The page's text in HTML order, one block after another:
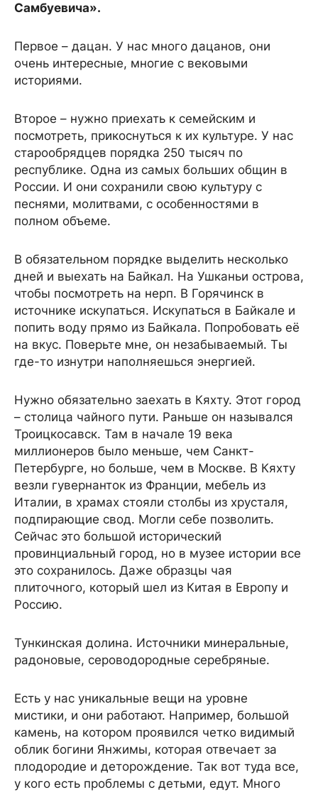
Самбуевича».
Первое – дацан. У нас много дацанов, они
очень интересные, многие с вековыми
историями.
Второе – нужно приехать к семейским и
посмотреть, прикоснуться к их культуре. У нас
старообрядцев порядка 250 тысяч по
республике. Одна из самых больших общин в
России. И они сохранили свою культуру с
песнями, молитвами, с особенностями в
полном объеме.
В обязательном порядке выделить несколько
дней и выехать на Байкал. На Ушканьи острова,
чтобы посмотреть на нерп. В Горячинск в
источнике искупаться. Искупаться в Байкале и
попить воду прямо из Байкала. Попробовать её
на вкус. Поверьте мне, он незабываемый. Ты
где-то изнутри наполняешься энергией.
Нужно обязательно заехать в Кяхту. Этот город
– столица чайного пути. Раньше он назывался
Троицкосавск. Там в начале 19 века
миллионеров было меньше, чем Санкт-
Петербурге, но больше, чем в Москве. В Кяхту
везли гувернанток из Франции, мебель из
Италии, в храмах стояли столбы из хрусталя,
подпирающие свод. Могли себе позволить.
Сейчас это большой исторический
провинциальный город, но в музее истории все
это сохранилось. Даже образцы чая
плиточного, который шел из Китая в Европу и
Россию.
Тункинская долина. Источники минеральные,
радоновые, сероводородные серебряные.
Есть у нас уникальные вещи на уровне
мистики, и они работают. Например, большой
камень, на котором проявился четко видимый
облик богини Янжимы, которая отвечает за
плодородие и деторождение. Так вот туда все,
у кого есть проблемы с детьми, едут. Много